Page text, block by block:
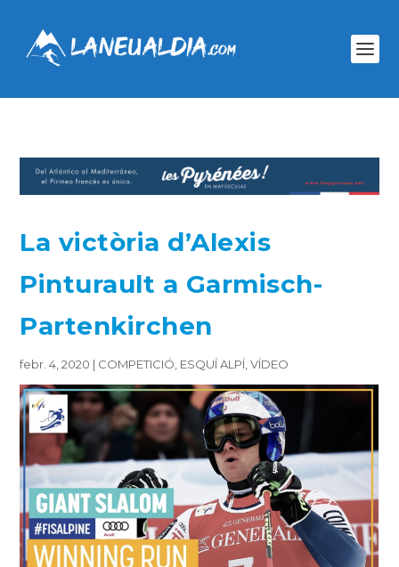
La victòria d’Alexis
Pinturault a Garmisch-
Partenkirchen
febr. 4, 2020 | COMPETICIÓ ESQUÍ ALPÍ ,VÍDEO